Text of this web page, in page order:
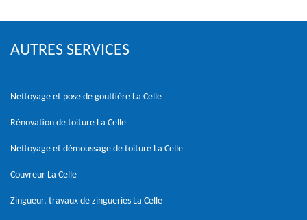
AUTRES SERVICES
Nettoyage et pose de gouttière La Celle
Rénovation de toiture La Celle
Nettoyage et démoussage de toiture La Celle
Couvreur La Celle
Zingueur, travaux de zingueries La Celle